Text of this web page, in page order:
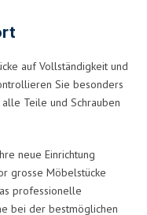
auf Vollständigkeit und
Sie besonders
Teile und Schrauben
neue Einrichtung
grosse Möbelstücke
professionelle
bei der bestmöglichen